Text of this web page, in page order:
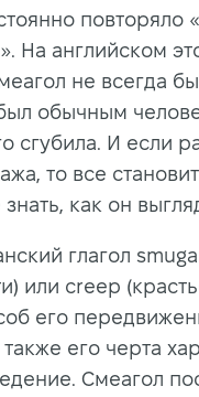
повторяло
На английском
не всегда
обычным
сгубила. И если
то все
как он
глагол
или creep
его
его черта
Смеагол